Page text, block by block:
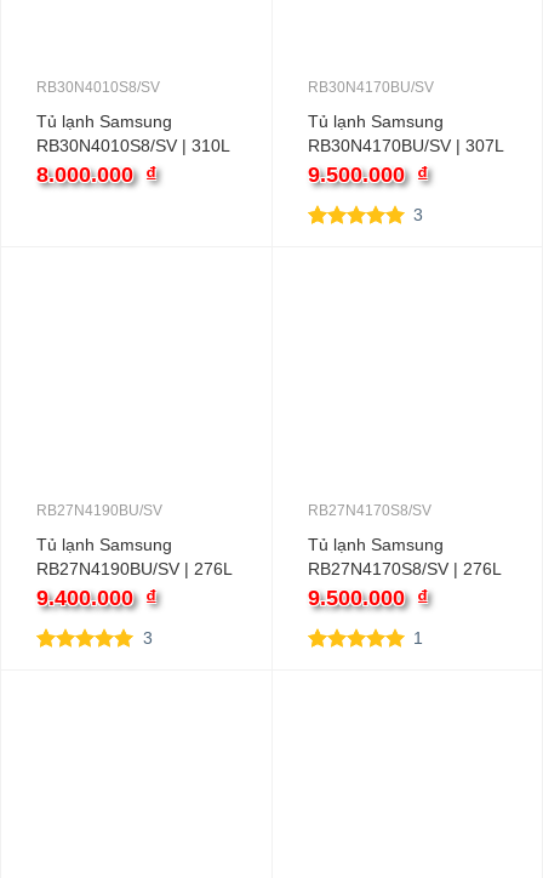
RB30N4010S8/SV
Tủ lạnh Samsung
RB30N4010S8/SV | 310L
2 cánh inverter
8.000.000 ₫
RB30N4170BU/SV
Tủ lạnh Samsung
RB30N4170BU/SV | 307L
2 cánh inverter
9.500.000 ₫
3
RB27N4190BU/SV
Tủ lạnh Samsung
RB27N4190BU/SV | 276L
2 cánh inverter
9.400.000 ₫
3
RB27N4170S8/SV
Tủ lạnh Samsung
RB27N4170S8/SV | 276L
2 cánh inverter
9.500.000 ₫
1